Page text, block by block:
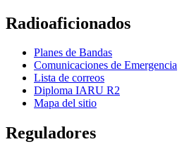
Radioaficionados
Planes de Bandas
Comunicaciones de Emergencia
Lista de correos
Diploma IARU R2
Mapa del sitio
Reguladores